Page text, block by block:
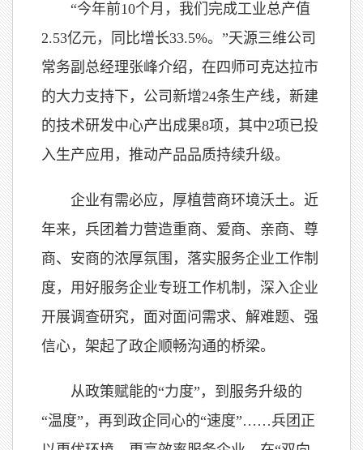
“今年前10个月，我们完成工业总产值
2.53亿元，同比增长33.5%。”天源三维公司
常务副总经理张峰介绍，在四师可克达拉市
的大力支持下，公司新增24条生产线，新建
的技术研发中心产出成果8项，其中2项已投
入生产应用，推动产品品质持续升级。
企业有需必应，厚植营商环境沃土。近
年来，兵团着力营造重商、爱商、亲商、尊
商、安商的浓厚氛围，落实服务企业工作制
度，用好服务企业专班工作机制，深入企业
开展调查研究，面对面问需求、解难题、强
信心，架起了政企顺畅沟通的桥梁。
从政策赋能的“力度”，到服务升级的
“温度”，再到政企同心的“速度”……兵团正